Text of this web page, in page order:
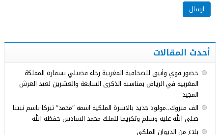
أحدث المقالات
حضور قوي وأنيق للصحافية المغربية رجاء فضيلي بسفارة المملكة
المغربية في الرياض بمناسبة الذكرى السابعة والعشرين لعيد العرش
المجيد
الف مبروك..مولود جديد بالاسرة الملكية اسمه “محمد” تبركا باسم نبينا
صلى الله عليه وسلم وتكريما للملك محمد السادس حفظه الله
بلاغ من الديوان الملكي